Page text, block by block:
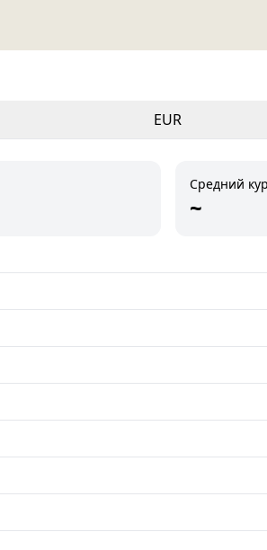
EUR
Средний
~